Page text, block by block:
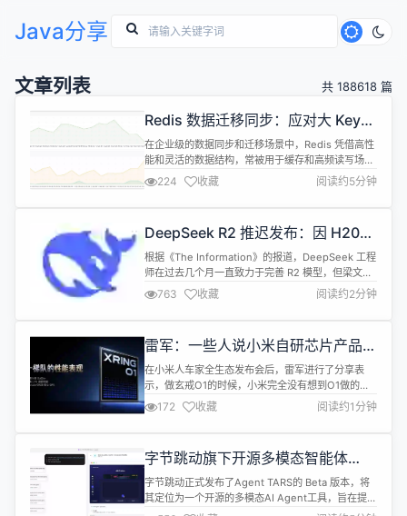
Java分享
文章列表 共 188618 篇
Redis 数据迁移同步：应对大 Key
同步挑战
在企业级的数据同步和迁移场景中，Redis 凭借高性
能和灵活的数据结构，常被用于缓存和高频读写场
景。随着业务数据的积累，Redis 中不可避免会出现
包含大量元素的"大 Key"，如包含几十万条数据的
List、Set 或 Hash 类型。在进行全量同步或迁移
CloudCanal 作为专业的数据迁移同步工具，不断
优...
224 收藏 阅读约5分钟
DeepSeek R2 推迟发布：因 H20
算力短缺、以及梁文锋对其性能尚不
满意
根据《The Information》的报道，DeepSeek 工程
师在过去几个月一直致力于完善 R2 模型，但梁文锋
对 R2 现在的性能还不满意，工程师团队仍在全力优
化和打磨，发布时间待定。梁文峰要求模型达到更出
色的结果才批准发布。 此外，由于美国出口管制导致
规模普及可能面临困难。 目前，大多数使用 Dee...
763 收藏 阅读约2分钟
雷军：一些人说小米自研芯片产品卖
不动，瞎扯
在小米人车家全生态发布会后，雷军进行了分享表
示，做玄戒O1的时候，小米完全没有想到O1做的这
么好。“我真的没想到，所以整个O1的芯片总量定的
就不够。规划是做了4款产品”。 雷军还特别强调，
“特别感谢朱丹领军的整个芯片团队为小米做出的巨
好”。 雷军透露，第二代玄戒芯片会考虑在车上应
用。“第一代主要是验证技术，技术好...
172 收藏 阅读约1分钟
字节跳动旗下开源多模态智能体
Agent TARS 发布 Beta 版本
字节跳动正式发布了Agent TARS的 Beta 版本，将
其定位为一个开源的多模态AI Agent工具，旨在提供
与各种现实世界工具的无缝集成能力，并实现“随时